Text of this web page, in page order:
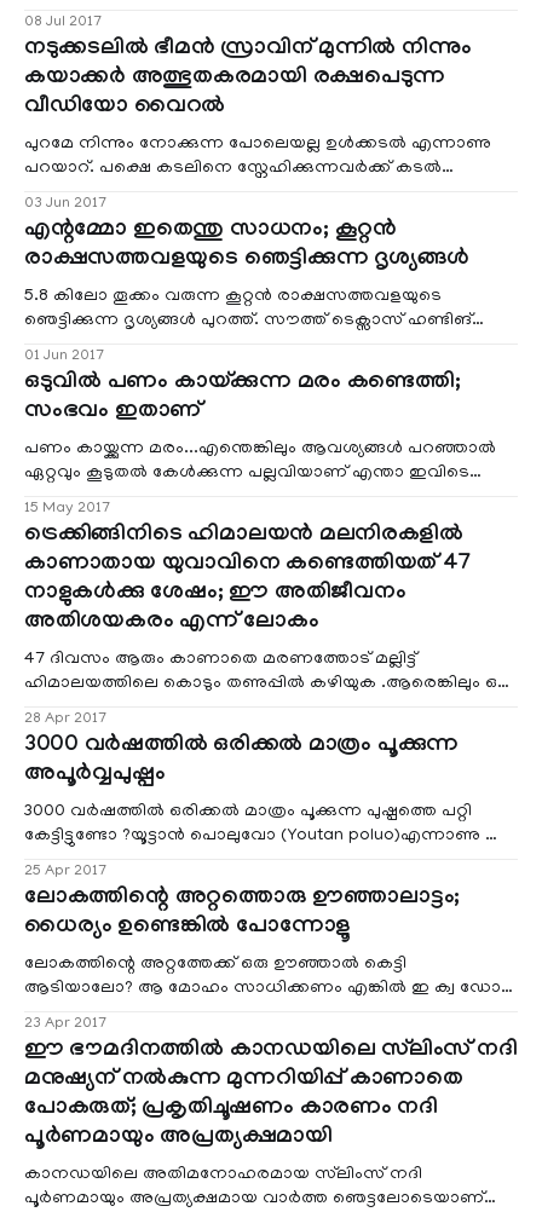
ബംഗളൂരു സര്‍വകലാശാലയാണ് ഈ അപൂര്‍വ്വനടപടിയുമായി
മുന്നോട്ട് പോകുന്നത്.
08 Jul 2017
നടുക്കടലില്‍ ഭീമന്‍ സ്രാവിന് മുന്നില്‍ നിന്നും
കയാക്കര്‍ അത്ഭുതകരമായി രക്ഷപെടുന്ന
വീഡിയോ വൈറല്‍
പുറമേ നിന്നും നോക്കുന്ന പോലെയല്ല ഉള്‍ക്കടല്‍ എന്നാണു
പറയാറ്. പക്ഷെ കടലിനെ സ്നേഹിക്കുന്നവര്‍ക്ക് കടല്‍
എന്നുമൊരു വിസ്മയമാണ്. ബ്രയാൻ കൊറിയർ
അങ്ങനെയൊരാള്‍ ആണ്.
03 Jun 2017
എന്റമ്മോ ഇതെന്തു സാധനം; കൂറ്റന്‍
രാക്ഷസത്തവളയുടെ ഞെട്ടിക്കുന്ന ദൃശ്യങ്ങള്‍
5.8 കിലോ തൂക്കം വരുന്ന കൂറ്റന്‍ രാക്ഷസത്തവളയുടെ
ഞെട്ടിക്കുന്ന ദൃശ്യങ്ങള്‍ പുറത്ത്. സൗത്ത് ടെക്സാസ് ഹണ്ടിങ്
അസോസിയേഷനാണ് കൂറ്റൻ തവളയെ വേട്ടയാടിപ്പിടിച്ച
ചിത്രം സമൂഹമാധ്യമങ്ങളിലൂടെ പങ്കുവച്ചത്.
01 Jun 2017
ഒടുവില്‍ പണം കായ്ക്കുന്ന മരം കണ്ടെത്തി;
സംഭവം ഇതാണ്
പണം കായ്ക്കുന്ന മരം...എന്തെങ്കിലും ആവശ്യങ്ങള്‍ പറഞ്ഞാല്‍
ഏറ്റവും കൂടുതല്‍ കേള്‍ക്കുന്ന പല്ലവിയാണ് എന്താ ഇവിടെ
പണം കായ്ക്കുന്ന മരം ഉണ്ടോ എന്നത്. അങ്ങനെ ഒരു മരം ഇല്ല
എന്ന് ഇനി പറയാന്‍ കഴിയില്ല,കാരണം യൂ റോ പി ലെ വെ യി
ൻ സി ലു ള്ള വി നോ ദ സ ഞ്ചാ ര മേ ഖ ല യാ യ പോ ർ ട്ടി മി
റി യോ ണ്‍ എ ന്ന ഗ്രാ മ ത്തി
15 May 2017
ട്രെക്കിങ്ങിനിടെ ഹിമാലയന്‍ മലനിരകളില്‍
കാണാതായ യുവാവിനെ കണ്ടെത്തിയത് 47
നാളുകള്‍ക്കു ശേഷം; ഈ അതിജീവനം
അതിശയകരം എന്ന് ലോകം
47 ദിവസം ആരും കാണാതെ മരണത്തോട് മല്ലിട്ട്
ഹിമാലയത്തിലെ കൊടും തണുപ്പില്‍ കഴിയുക .ആരെങ്കിലും ഒരു
നാള്‍ കണ്ടെത്തും എന്ന പ്രതീക്ഷയില്‍ കഴിയുമ്പോഴും കൂടെ
വന്ന കാമുകി അടുത്തു മരിച്ചു കിടക്കുന്നു .അതിനിടെ
യുവാവിന്റെ കാലുകള്‍ രണ്ടും പുഴു അരിച്ചു.
28 Apr 2017
3000 വര്‍ഷത്തില്‍ ഒരിക്കല്‍ മാത്രം പൂക്കുന്ന
അപൂര്‍വ്വപുഷ്പം
3000 വര്‍ഷത്തില്‍ ഒരിക്കല്‍ മാത്രം പൂക്കുന്ന പുഷ്പത്തെ പറ്റി
കേട്ടിട്ടുണ്ടോ ?യൂട്ടാന്‍ പൊലുവോ (Youtan poluo)എന്നാണു ഈ
അപൂര്‍വപുഷ്പത്തിന്റെ നാമം .
25 Apr 2017
ലോകത്തിന്റെ അറ്റത്തൊരു ഊഞ്ഞാലാട്ടം;
ധൈര്യം ഉണ്ടെങ്കില്‍ പോന്നോളൂ
ലോകത്തിന്റെ അറ്റത്തേക്ക് ഒരു ഊഞ്ഞാല്‍ കെട്ടി
ആടിയാലോ? ആ മോഹം സാധിക്കണം എങ്കില്‍ ഇ ക്വ ഡോ
റി ലെ ബാ നോ സി ലേ ക്ക് വന്നോളൂ.പക്ഷെ ഒരല്‍പം ധൈര്യം
കൂടി വേണം എന്ന് മാത്രം . സ മു ദ്ര നി ര പ്പി ൽ നി ന്ന് 8500
അ ടി ഉ യ ര ത്തി ലാ ണ് ഈ പ്ര ദേ ശം.
23 Apr 2017
ഈ ഭൗമദിനത്തില്‍ കാനഡയിലെ സ്‌ലിംസ് നദി
മനുഷ്യന് നല്‍കുന്ന മുന്നറിയിപ്പ് കാണാതെ
പോകരുത്; പ്രകൃതിചൂഷണം കാരണം നദി
പൂര്‍ണമായും അപ്രത്യക്ഷമായി
കാനഡയിലെ അതിമനോഹരമായ സ്‌ലിംസ് നദി
പൂര്‍ണമായും അപ്രത്യക്ഷമായ വാര്‍ത്ത‍ ഞെട്ടലോടെയാണ്